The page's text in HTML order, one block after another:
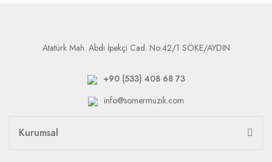
Atatürk Mah. Abdi İpekçi Cad. No:42/1 SÖKE/AYDIN
+90 (533) 408 68 73
info@somermuzik.com
Kurumsal